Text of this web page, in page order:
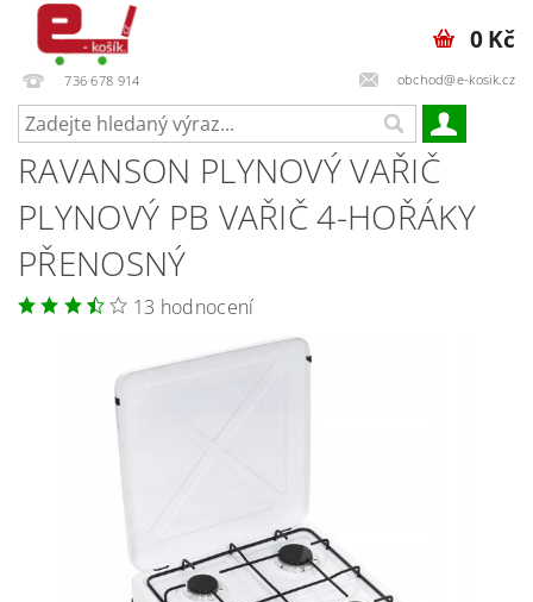
736 678 914 obchod@e-kosik.cz
0 Kč
RAVANSON PLYNOVÝ VAŘIČ
PLYNOVÝ PB VAŘIČ 4-HOŘÁKY
PŘENOSNÝ
13 hodnocení